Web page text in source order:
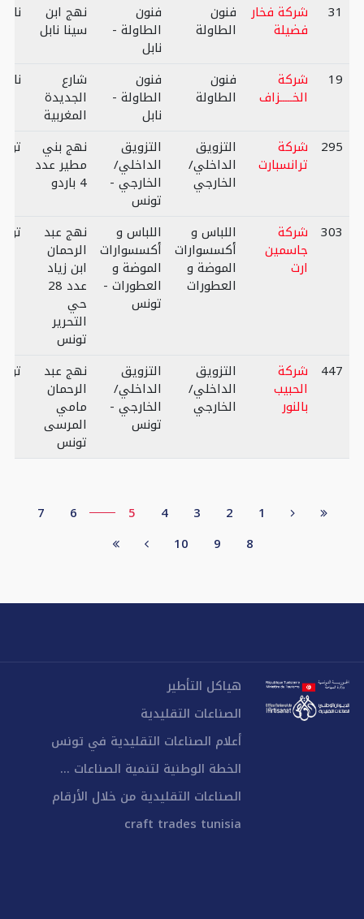
31 شركة فخار
فضيلة
فنون
الطاولة
فنون
الطاولة -
نابل
نهج ابن
سينا نابل
نابل
19 شركة
الخـــــزاف
فنون
الطاولة
فنون
الطاولة -
نابل
شارع
الجديدة
المغربية
نابل
295 شركة
ترانسبارت
التزويق
الداخلي/
الخارجي
التزويق
الداخلي/
الخارجي -
تونس
نهج بني
مطير عدد
4 باردو
303 شركة
جاسمين
ارت
اللباس و
أكسسوارات
الموضة و
العطورات
اللباس و
أكسسوارات
الموضة و
العطورات -
تونس
نهج عبد
الرحمان
ابن زياد
عدد 28
حي
التحرير
تونس
447 شركة
الحبيب
بالنور
التزويق
الداخلي/
الخارجي
التزويق
الداخلي/
الخارجي -
تونس
نهج عبد
الرحمان
مامي
المرسى
تونس
1
2
3
4
5
6
7
8
9
10
هياكل التأطير
الصناعات التقليدية
أعلام الصناعات التقليدية في تونس
الخطة الوطنية لتنمية الصناعات ...
الصناعات التقليدية من خلال الأرقام
craft trades tunisia